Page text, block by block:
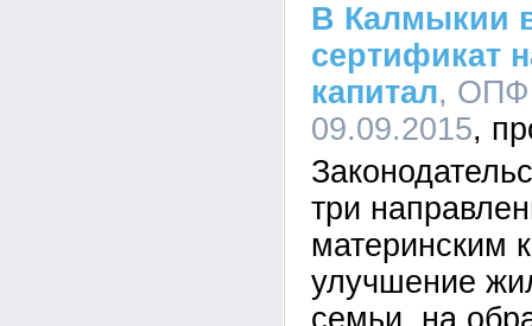
В Калмыкии
сертификат
капитал,
09.09.2015
три
материнским
улучшение
семьи, на